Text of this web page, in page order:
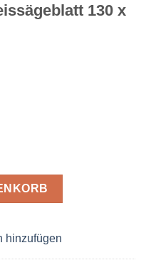
130 x
x 2,6 x 20/16 Z= 36 WZ
hinzufügen